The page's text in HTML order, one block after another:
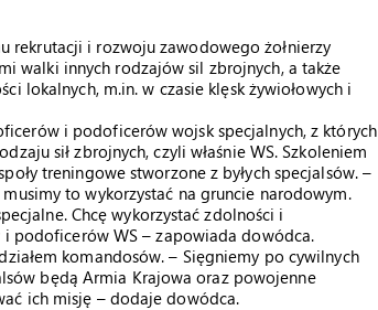
rekrutacji i rozwoju zawodowego żołnierzy
walki innych rodzajów sil zbrojnych, a także
lokalnych, m.in. w czasie klęsk żywiołowych i
i podoficerów wojsk specjalnych, z których
sił zbrojnych, czyli właśnie WS. Szkoleniem
treningowe stworzone z byłych specjalsów. –
to wykorzystać na gruncie narodowym.
Chcę wykorzystać zdolności i
podoficerów WS – zapowiada dowódca.
komandosów. – Sięgniemy po cywilnych
będą Armia Krajowa oraz powojenne
ich misję – dodaje dowódca.